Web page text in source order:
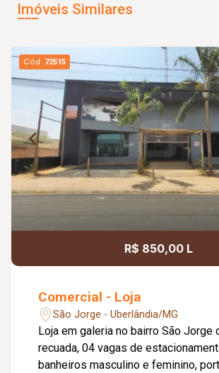
Imóveis Similares
Cód. 72515
R$ 850,00 L
Comercial - Loja
São Jorge - Uberlândia/MG
Loja em galeria no bairro São Jorge
recuada, 04 vagas de
banheiros masculino e feminino,